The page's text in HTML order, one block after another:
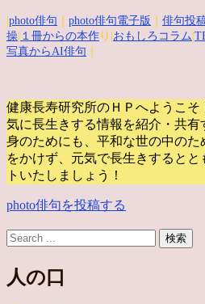
photo俳句 photo俳句電子版 俳句投
操 １冊からの本作 り| おもしろコラム
写真からAI俳句
健康長寿研究所のＨＰへようこ
気に長生きする情報を紹介・共有
身のためにも、平和な世の中の
をかけず、元気で長生きすると
トいたしましょう！
photo俳句を投稿する
人の口